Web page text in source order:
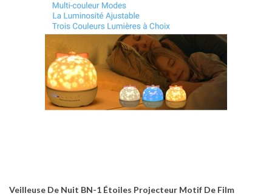
Veilleuse De Nuit BN-1 Étoiles Projecteur Motif De Film